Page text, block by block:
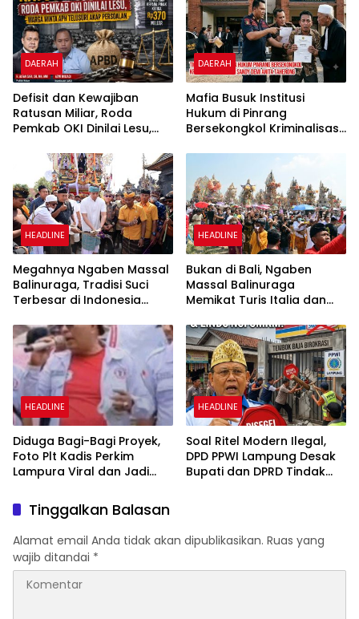
DAERAH
Defisit dan Kewajiban
Ratusan Miliar, Roda
Pemkab OKI Dinilai Lesu,
Akar Persoalan
DAERAH
Mafia Busuk Institusi
Hukum di Pinrang
Bersekongkol Kriminalisasi
HEADLINE
Megahnya Ngaben Massal
Balinuraga, Tradisi Suci
Terbesar di Indonesia
dan Merekatkan Ikatan
Keluarga
HEADLINE
Bukan di Bali, Ngaben
Massal Balinuraga
Memikat Turis Italia dan
HEADLINE
Diduga Bagi-Bagi Proyek,
Foto Plt Kadis Perkim
Lampura Viral dan Jadi
Netizen
HEADLINE
Soal Ritel Modern Ilegal,
DPD PPWI Lampung Desak
Bupati dan DPRD Tindak
Tinggalkan Balasan
Alamat email Anda tidak akan dipublikasikan. Ruas yang
wajib ditandai *